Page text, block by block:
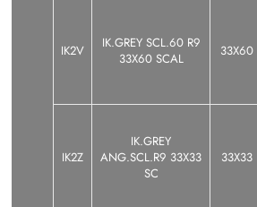
IK2V
IK.GREY SCL.60 R9
33X60 SCAL
33X60
IK2Z
IK.GREY
ANG.SCL.R9 33X33
SC
33X33